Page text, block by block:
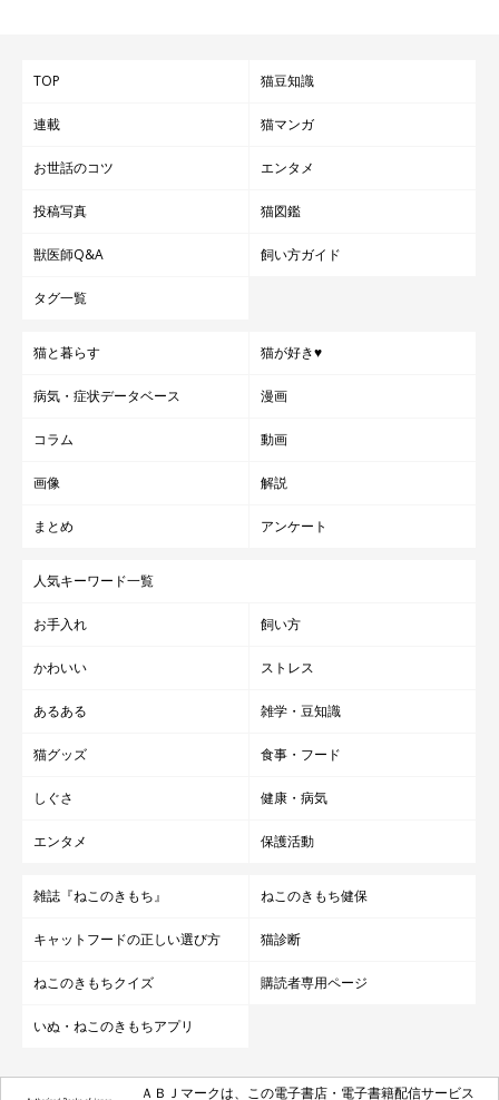
TOP 猫豆知識
連載 猫マンガ
お世話のコツ エンタメ
投稿写真 猫図鑑
獣医師Q&A 飼い方ガイド
タグ一覧
猫と暮らす 猫が好き♥
病気・症状データベース 漫画
コラム 動画
画像 解説
まとめ アンケート
人気キーワード一覧
お手入れ 飼い方
かわいい ストレス
あるある 雑学・豆知識
猫グッズ 食事・フード
しぐさ 健康・病気
エンタメ 保護活動
雑誌『ねこのきもち』 ねこのきもち健保
キャットフードの正しい選び方 猫診断
ねこのきもちクイズ 購読者専用ページ
いぬ・ねこのきもちアプリ
ＡＢＪマークは、この電子書店・電子書籍配信サービス